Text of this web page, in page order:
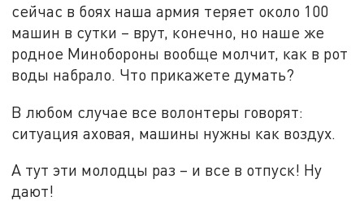
сейчас в боях наша армия теряет около 100
машин в сутки – врут, конечно, но наше же
родное Минобороны вообще молчит, как в рот
воды набрало. Что прикажете думать?
В любом случае все волонтеры говорят:
ситуация аховая, машины нужны как воздух.
А тут эти молодцы раз – и все в отпуск! Ну
дают!